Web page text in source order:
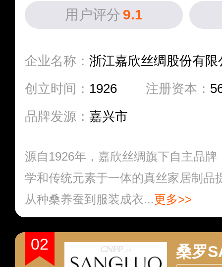
用户评分 9.1
企业名称： 浙江嘉欣丝绸股份有限
创立时间： 1926 注册资本：
品牌发源： 嘉兴市
源自1926年，嘉欣丝绸旗下自主品
学和传统元素于一体的真丝家居制品
从种桑养蚕到服装成衣...更多>>
02 桑罗